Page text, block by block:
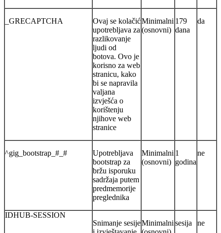
_GRECAPTCHA
Ovaj se kolačić
upotrebljava za
razlikovanje
ljudi od
botova. Ovo je
korisno za web
stranicu, kako
bi se napravila
valjana
izvješća o
korištenju
njihove web
stranice
Minimalni
(osnovni)
179
dana
da
^gig_bootstrap_#_#
Upotrebljava
bootstrap za
bržu isporuku
sadržaja putem
predmemorije
preglednika
Minimalni
(osnovni)
1
godina
ne
IDHUB-SESSION
Snimanje sesijeMinimalni sesija ne